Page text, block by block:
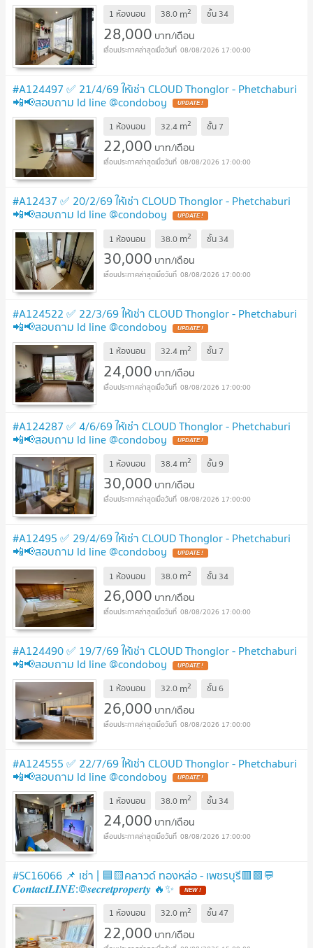
1 ห้องนอน 38.0 m2 ชั้น 34
28,000 บาท/เดือน
08/08/2026 17:00:00
#A124497 ✅ 21/4/69 ให้เช่า CLOUD Thonglor - Phetchaburi
📲📢สอบถาม ld line @condoboy
1 ห้องนอน 32.4 m2 ชั้น 7
22,000 บาท/เดือน
08/08/2026 17:00:00
#A12437 ✅ 20/2/69 ให้เช่า CLOUD Thonglor - Phetchaburi
📲📢สอบถาม ld line @condoboy
1 ห้องนอน 38.0 m2 ชั้น 34
30,000 บาท/เดือน
08/08/2026 17:00:00
#A124522 ✅ 22/3/69 ให้เช่า CLOUD Thonglor - Phetchaburi
📲📢สอบถาม ld line @condoboy
1 ห้องนอน 32.4 m2 ชั้น 7
24,000 บาท/เดือน
08/08/2026 17:00:00
#A124287 ✅ 4/6/69 ให้เช่า CLOUD Thonglor - Phetchaburi
📲📢สอบถาม ld line @condoboy
1 ห้องนอน 38.4 m2 ชั้น9
30,000 บาท/เดือน
08/08/2026 17:00:00
#A12495 ✅ 29/4/69 ให้เช่า CLOUD Thonglor - Phetchaburi
📲📢สอบถาม ld line @condoboy
1 ห้องนอน 38.0 m2 ชั้น 34
26,000 บาท/เดือน
08/08/2026 17:00:00
#A124490 ✅ 19/7/69 ให้เช่า CLOUD Thonglor - Phetchaburi
📲📢สอบถาม ld line @condoboy
1 ห้องนอน 32.0 m2 ชั้น6
26,000 บาท/เดือน
08/08/2026 17:00:00
#A124555 ✅ 22/7/69 ให้เช่า CLOUD Thonglor - Phetchaburi
📲📢สอบถาม ld line @condoboy
1 ห้องนอน 38.0 m2 ชั้น 34
24,000 บาท/เดือน
08/08/2026 17:00:00
#SC16066 📌 เช่า | 🟦🟨คลาวด์ ทองหล่อ - เพชรบุรี🟥🟩💬
𝑪𝒐𝒏𝒕𝒂𝒄𝒕𝑳𝑰𝑵𝑬:@𝒔𝒆𝒄𝒓𝒆𝒕𝒑𝒓𝒐𝒑𝒆𝒓𝒕𝒚 🔥✨
1 ห้องนอน 32.0 m2 ชั้น47
22,000 บาท/เดือน